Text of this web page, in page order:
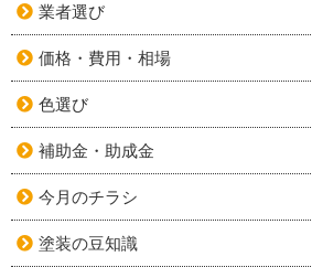
業者選び
価格・費用・相場
色選び
補助金・助成金
今月のチラシ
塗装の豆知識